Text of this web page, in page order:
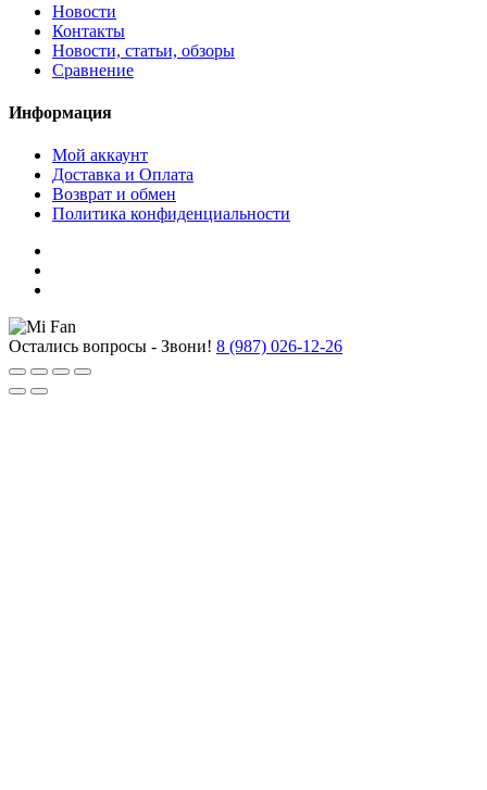
Новости
Контакты
Новости, статьи, обзоры
Сравнение
Информация
Мой аккаунт
Доставка и Оплата
Возврат и обмен
Политика конфиденциальности
Остались вопросы - Звони! 8 (987) 026-12-26